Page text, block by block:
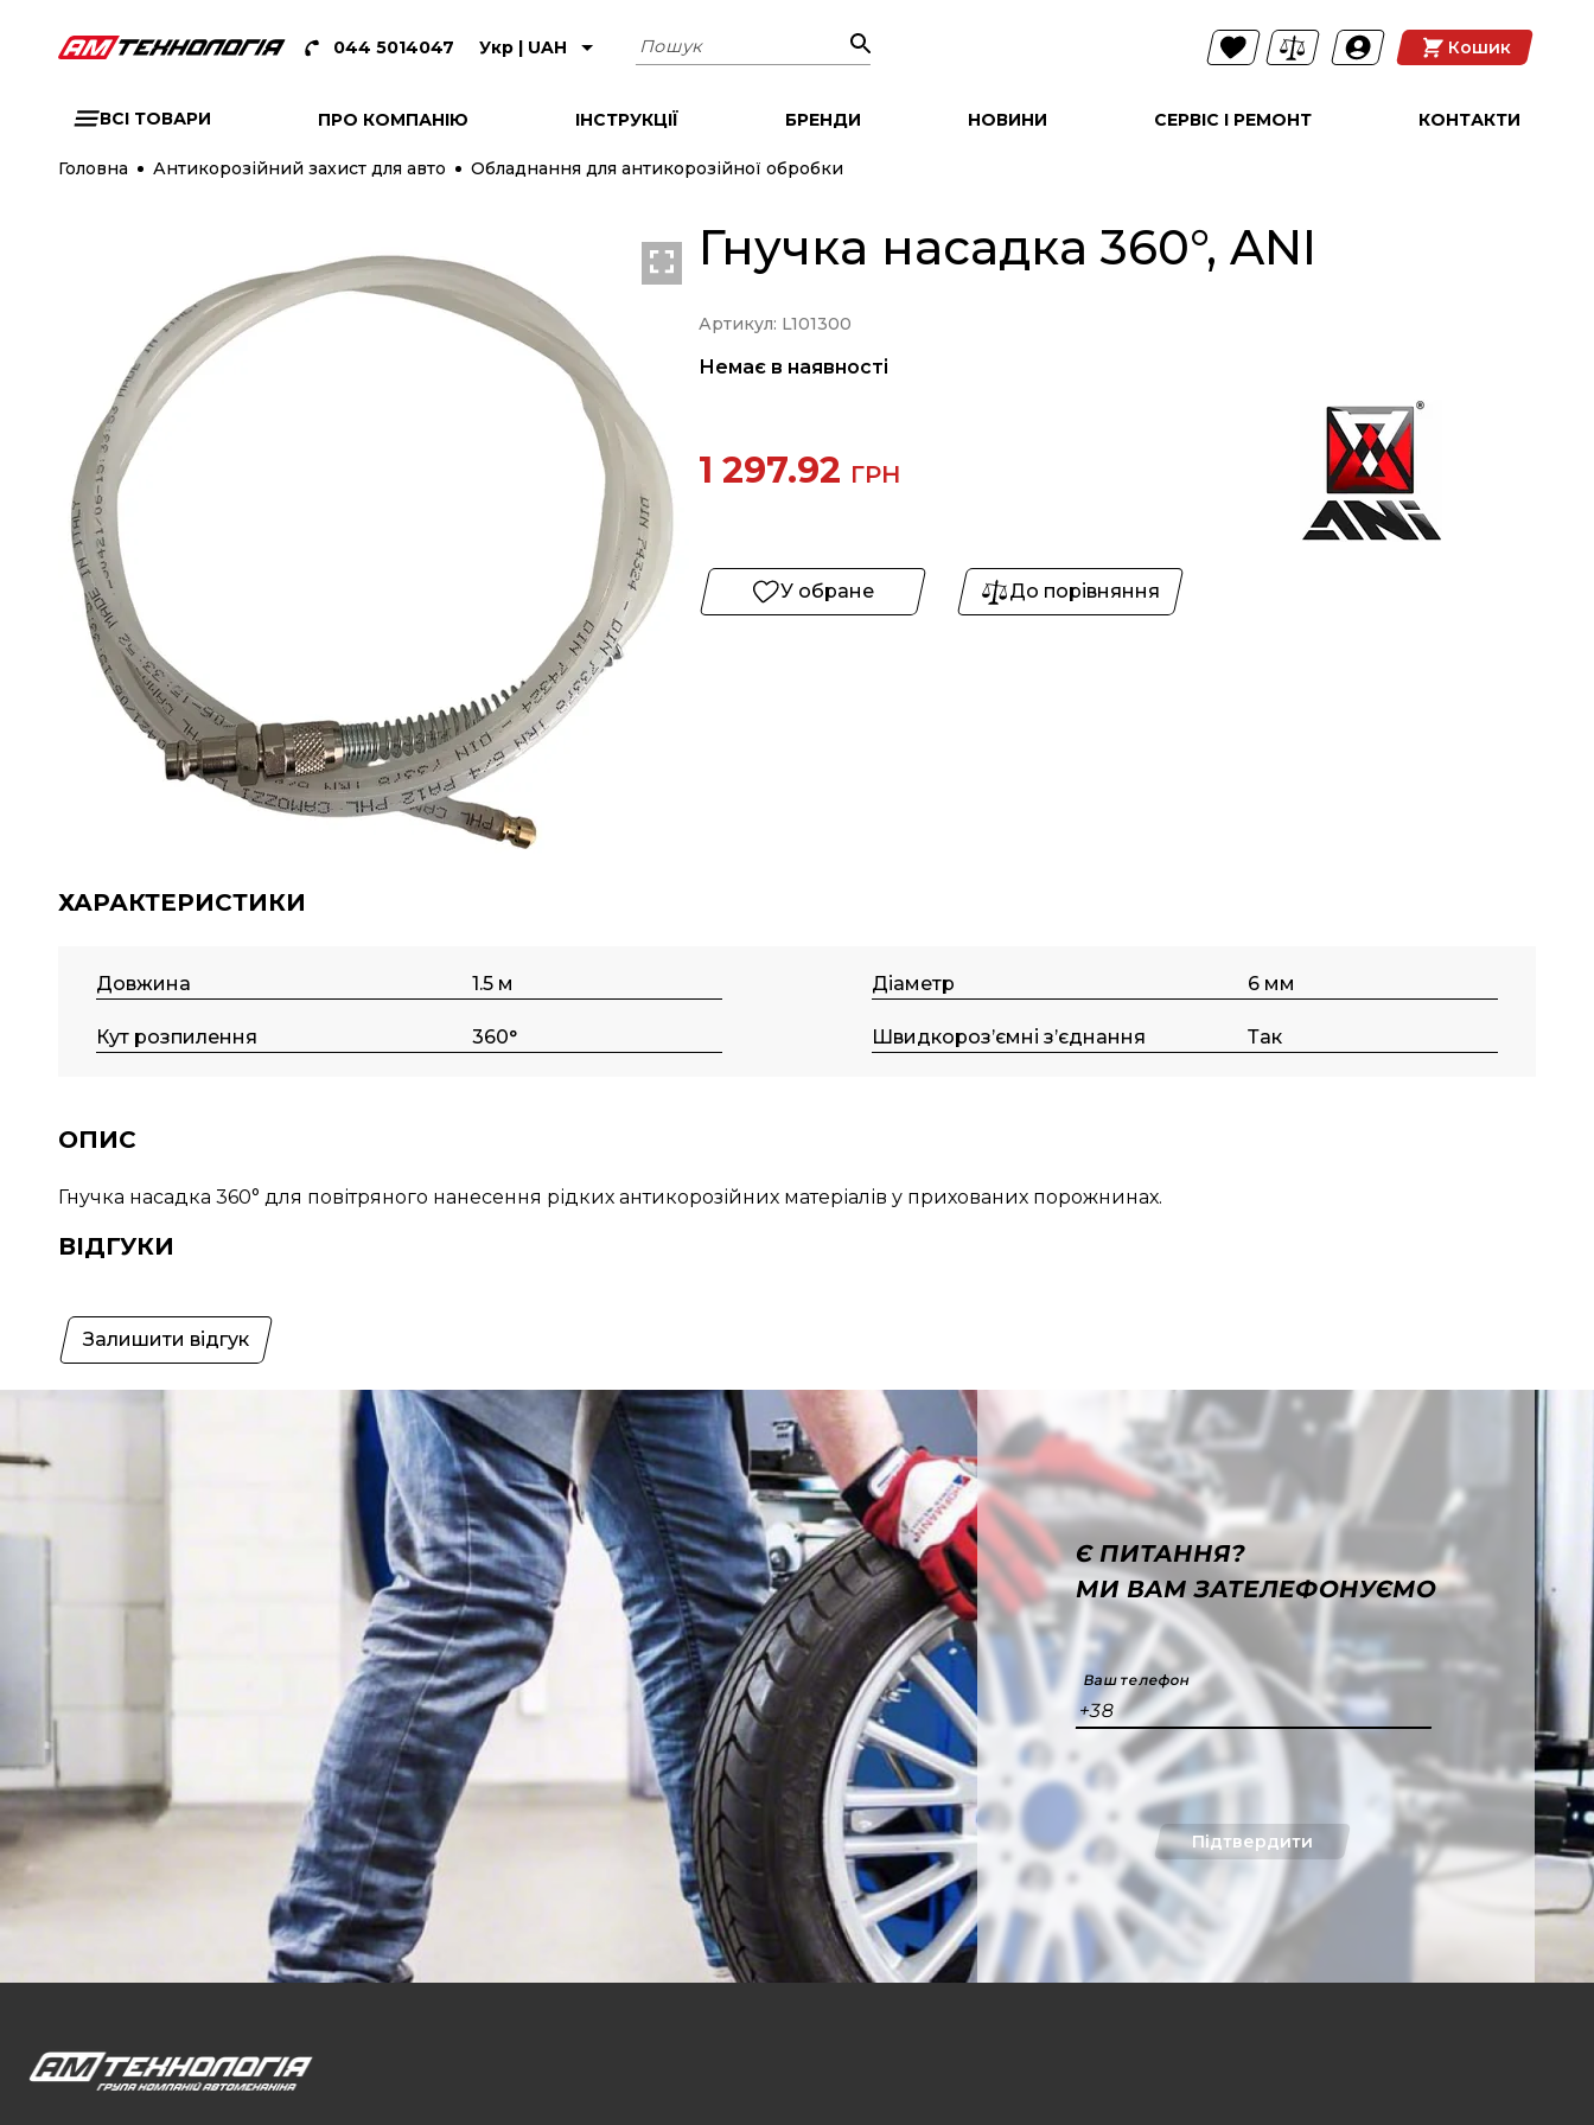
044 5014047 Укр | UAH Пошук Кошик
ВСІ ТОВАРИ ПРО КОМПАНІЮ ІНСТРУКЦІЇ БРЕНДИ НОВИНИ СЕРВІС І РЕМОНТ КОНТАКТИ
Головна Антикорозійний захист для авто Обладнання для антикорозійної обробки
Гнучка насадка 360°, ANI
Артикул: L101300
Немає в наявності
1 297.92 ГРН
У обране До порівняння
ХАРАКТЕРИСТИКИ
Довжина 1.5 м Діаметр 6 мм
Кут розпилення 360° Швидкороз’ємні з’єднання Так
ОПИС
Гнучка насадка 360° для повітряного нанесення рідких антикорозійних матеріалів у прихованих порожнинах.
ВІДГУКИ
Залишити відгук
Є ПИТАННЯ?
МИ ВАМ ЗАТЕЛЕФОНУЄМО
Ваш телефон
+38
Підтвердити